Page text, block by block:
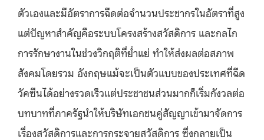
ตัวเองและมีอัตราการฉีดต่อจำนวนประชากรในอัตราที่สูง
แต่ปัญหาสำคัญคือระบบโครงสร้างสวัสดิการ และกลไก
การรักษางานในช่วงวิกฤติที่ย่ำแย่ ทำให้ส่งผลต่อสภาพ
สังคมโดยรวม อังกฤษแม้จะเป็นตัวแบบของประเทศที่ฉีด
วัคซีนได้อย่างรวดเร็วแต่ประชาชนส่วนมากก็เริ่มกังวลต่อ
บทบาทที่ภาครัฐนำให้บริษัทเอกชนคู่สัญญาเข้ามาจัดการ
เรื่องสวัสดิการและการกระจายสวัสดิการ ซึ่งกลายเป็น